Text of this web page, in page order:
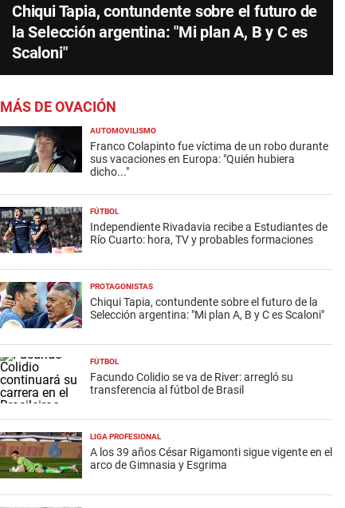
Chiqui Tapia, contundente sobre el futuro de
la Selección argentina: "Mi plan A, B y C es
Scaloni"
MÁS DE OVACIÓN
AUTOMOVILISMO
Franco Colapinto fue víctima de un robo durante
sus vacaciones en Europa: "Quién hubiera
dicho..."
FÚTBOL
Independiente Rivadavia recibe a Estudiantes de
Río Cuarto: hora, TV y probables formaciones
PROTAGONISTAS
Chiqui Tapia, contundente sobre el futuro de la
Selección argentina: "Mi plan A, B y C es Scaloni"
FÚTBOL
Facundo Colidio se va de River: arregló su
transferencia al fútbol de Brasil
LIGA PROFESIONAL
A los 39 años César Rigamonti sigue vigente en el
arco de Gimnasia y Esgrima